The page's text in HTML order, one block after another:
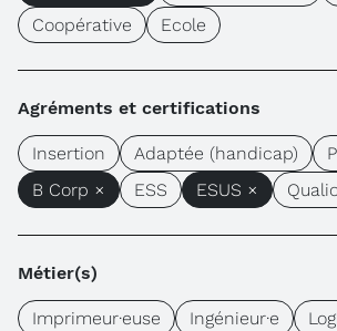
Coopérative
Ecole
Agréments et certifications
Insertion Adaptée (handicap)
B Corp ×
ESS ESUS ×
Métier(s)
Imprimeur·euse Ingénieur·e